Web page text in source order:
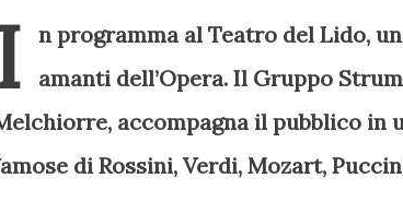
n programma al Teatro del Lido,
amanti dell’Opera. Il Gruppo
accompagna il pubblico in
di Rossini, Verdi, Mozart,